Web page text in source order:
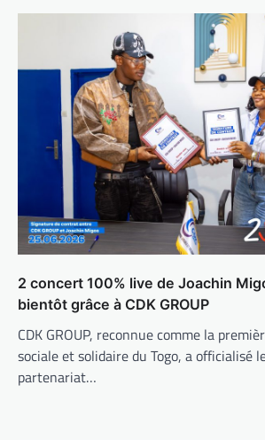
2 concert 100% live de Joachin
bientôt grâce à CDK GROUP
CDK GROUP, reconnue comme la
sociale et solidaire du Togo, a officialisé
partenariat…